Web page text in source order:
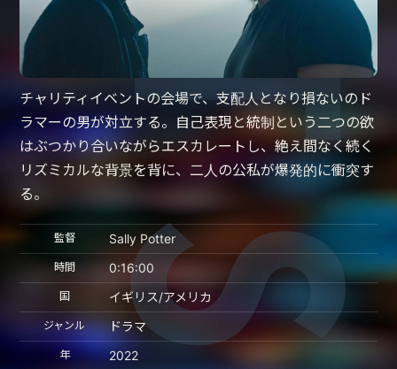
チャリティイベントの会場で、支配人となり損ないのド
ラマーの男が対立する。自己表現と統制という二つの欲
はぶつかり合いながらエスカレートし、絶え間なく続く
リズミカルな背景を背に、二人の公私が爆発的に衝突す
る。
監督 Sally Potter
時間 0:16:00
国 イギリス/アメリカ
ジャンル ドラマ
年 2022